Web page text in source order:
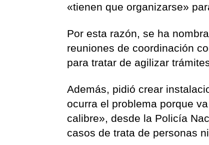
«tienen que organizarse»
Por esta razón, se ha
reuniones de coordinación
para tratar de agilizar
Además, pidió crear
ocurra el problema porque
calibre», desde la Policía
casos de trata de personas